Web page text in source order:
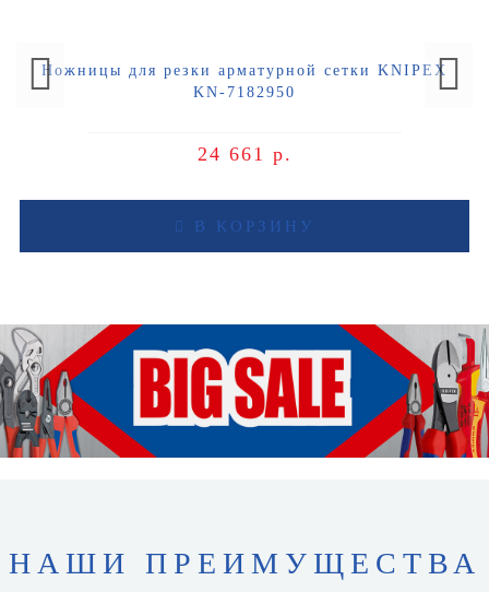
Ножницы для резки арматурной сетки KNIPEX
KN-7182950
24 661 р.
В КОРЗИНУ
НАШИ ПРЕИМУЩЕСТВА